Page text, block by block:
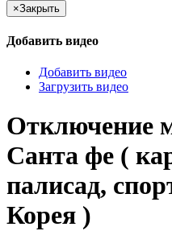
×Закрыть
Добавить видео
Добавить видео
Загрузить видео
Отключение
Санта фе (
палисад,
Корея )